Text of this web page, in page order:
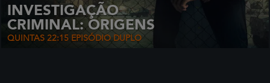
INVESTIGAÇÃO
CRIMINAL: ORIGENS
QUINTAS 22:15 EPISÓDIO DUPLO